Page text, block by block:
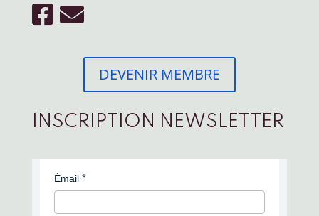
DEVENIR MEMBRE
INSCRIPTION NEWSLETTER
Émail